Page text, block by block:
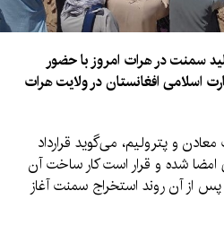
سمنت در هرات امروز با حضور
اسلامی افغانستان در ولایت هرات
و پترولیم، می‌گوید قرارداد
شده و قرار است کار ساخت آن
از آن روند استخراج سمنت آغاز